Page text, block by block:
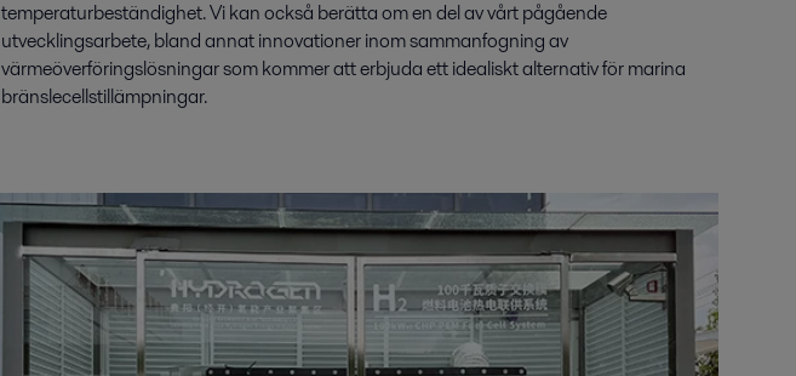
temperaturbeständighet. Vi kan också berätta om en del av vårt pågående
utvecklingsarbete, bland annat innovationer inom sammanfogning av
värmeöverföringslösningar som kommer att erbjuda ett idealiskt alternativ för marina
bränslecellstillämpningar.